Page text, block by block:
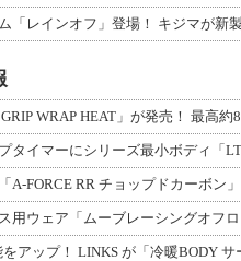
WRAP HEAT」が発売！ 最高約
タイマーにシリーズ最小ボディ「
A-FORCE RR チョップドカーボン